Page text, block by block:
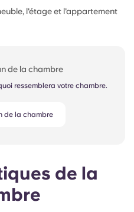
l'étage et l'appartement
de la chambre
ressemblera votre chambre.
de la chambre
de la